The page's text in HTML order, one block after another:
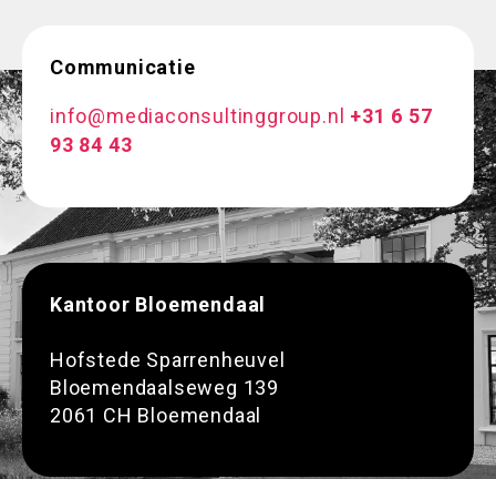
Communicatie
info@mediaconsultinggroup.nl ‭+31 6 57
93 84 43‬
Kantoor Bloemendaal
Hofstede Sparrenheuvel
Bloemendaalseweg 139
2061 CH Bloemendaal